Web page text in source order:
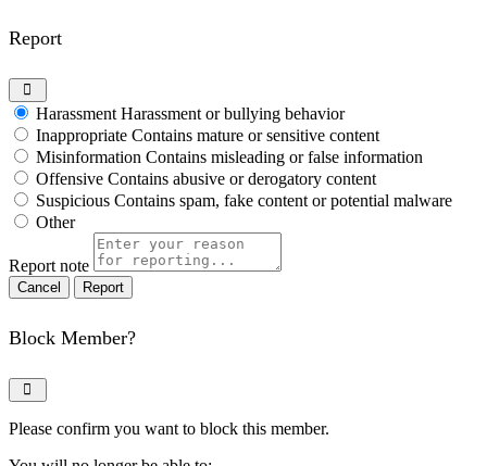
Report
Harassment Harassment or bullying behavior
Inappropriate Contains mature or sensitive content
Misinformation Contains misleading or false information
Offensive Contains abusive or derogatory content
Suspicious Contains spam, fake content or potential malware
Other
Report note
Report
Block Member?
Please confirm you want to block this member.